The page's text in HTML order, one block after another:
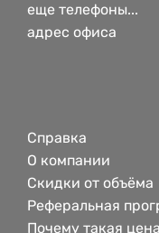
еще телефоны...
адрес офиса
Справка
О компании
Скидки от объёма
Реферальная
Почему такая